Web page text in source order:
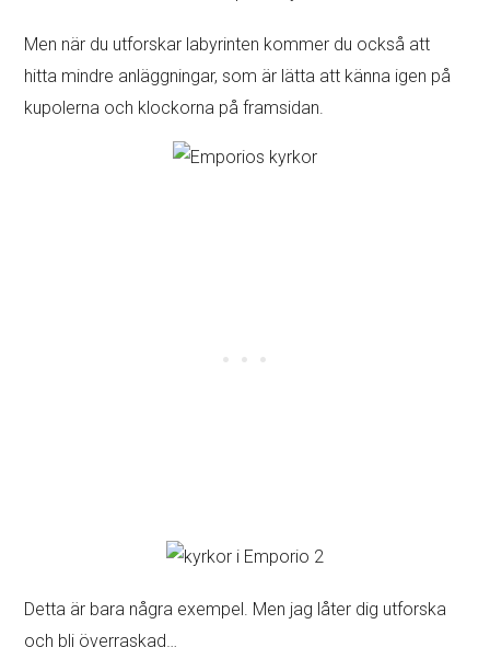
Men när du utforskar labyrinten kommer du också att
hitta mindre anläggningar, som är lätta att känna igen på
kupolerna och klockorna på framsidan.
Detta är bara några exempel. Men jag låter dig utforska
och bli överraskad…